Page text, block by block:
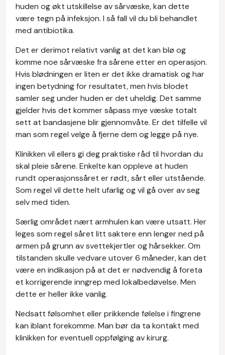
huden og økt utskillelse av sårvæske, kan dette
være tegn på infeksjon. I så fall vil du bli behandlet
med antibiotika.
Det er derimot relativt vanlig at det kan blø og
komme noe sårvæske fra sårene etter en operasjon.
Hvis blødningen er liten er det ikke dramatisk og har
ingen betydning for resultatet, men hvis blodet
samler seg under huden er det uheldig. Det samme
gjelder hvis det kommer såpass mye væske totalt
sett at bandasjene blir gjennomvåte. Er det tilfelle vil
man som regel velge å fjerne dem og legge på nye.
Klinikken vil ellers gi deg praktiske råd til hvordan du
skal pleie sårene. Enkelte kan oppleve at huden
rundt operasjonssåret er rødt, sårt eller utstående.
Som regel vil dette helt ufarlig og vil gå over av seg
selv med tiden.
Særlig området nært armhulen kan være utsatt. Her
leges som regel såret litt saktere enn lenger ned på
armen på grunn av svettekjertler og hårsekker. Om
tilstanden skulle vedvare utover 6 måneder, kan det
være en indikasjon på at det er nødvendig å foreta
et korrigerende inngrep med lokalbedøvelse. Men
dette er heller ikke vanlig.
Nedsatt følsomhet eller prikkende følelse i fingrene
kan iblant forekomme. Man bør da ta kontakt med
klinikken for eventuell oppfølging av kirurg.